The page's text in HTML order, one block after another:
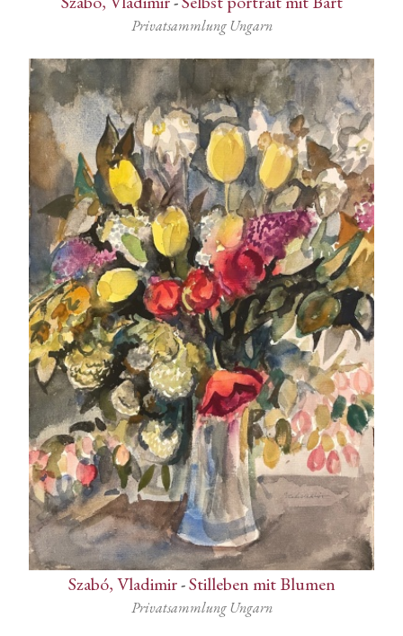
Privatsammlung Ungarn
Szabó, Vladimir-Stilleben mit Blumen
Privatsammlung Ungarn